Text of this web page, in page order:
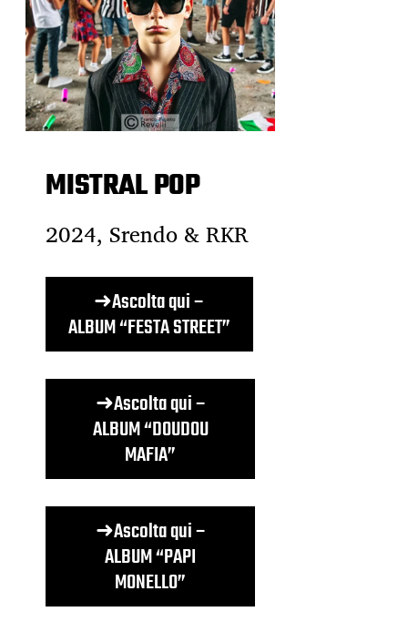
MISTRAL POP
2024, Srendo & RKR
➜Ascolta qui –
ALBUM “FESTA STREET”
➜Ascolta qui –
ALBUM “DOUDOU
MAFIA”
➜Ascolta qui –
ALBUM “PAPI
MONELLO”